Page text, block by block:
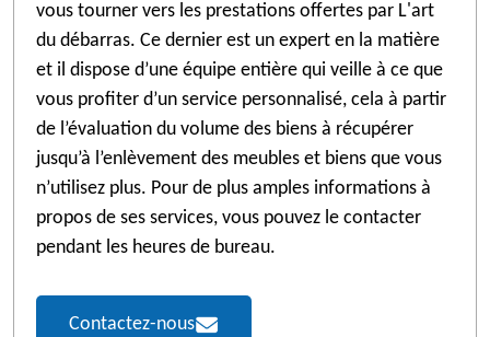
vous tourner vers les prestations offertes par L'art
du débarras. Ce dernier est un expert en la matière
et il dispose d’une équipe entière qui veille à ce que
vous profiter d’un service personnalisé, cela à partir
de l’évaluation du volume des biens à récupérer
jusqu’à l’enlèvement des meubles et biens que vous
n’utilisez plus. Pour de plus amples informations à
propos de ses services, vous pouvez le contacter
pendant les heures de bureau.
Contactez-nous